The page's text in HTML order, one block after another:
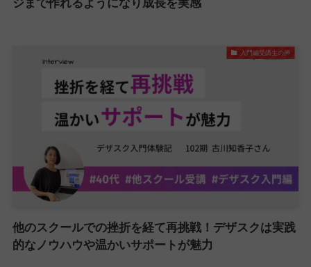
ジまで作れるようになり成長を実感
入門編受講生の声
他のスクールでの挫折を経て再挑戦！デザスクは実践
的なノウハウや温かいサポートが魅力